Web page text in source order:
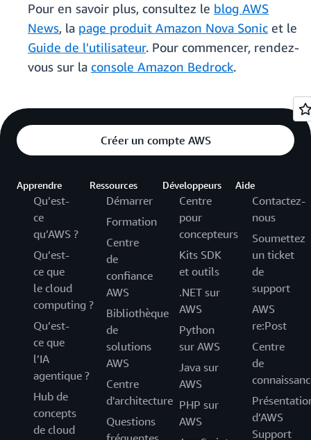
Pour en savoir plus, consultez le blog AWS
News, la page produit Amazon Nova Sonic et le
Guide de l'utilisateur. Pour commencer, rendez-
vous sur la console Amazon Bedrock.
Créer un compte AWS
Apprendre
Qu’est-
ce
qu’AWS ?
Qu’est-
ce que
le cloud
computing ?
Qu’est-
ce que
l’IA
agentique ?
Hub de
concepts
de cloud
Ressources
Démarrer
Formation
Centre
de
confiance
AWS
Bibliothèque
de
solutions
AWS
Centre
d'architecture
Questions
Développeurs
Centre
pour
concepteurs
Kits SDK
et outils
.NET sur
AWS
Python
sur AWS
Java sur
AWS
PHP sur
AWS
Aide
Contactez-
nous
Soumettez
un ticket
de
support
AWS
re:Post
Centre
de
d’AWS
Support